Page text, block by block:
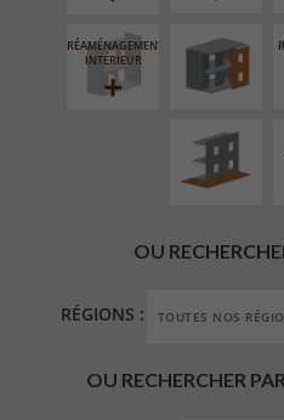
RÉAMÉNAGEMENT
INTÉRIEUR
AMÉNAGEMENT
EXTÉRIEUR
OU
RÉGIONS :
OU RECHERCHER